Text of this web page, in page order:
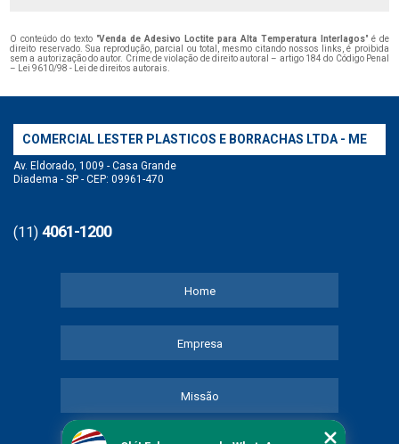
O conteúdo do texto "Venda de Adesivo Loctite para Alta Temperatura Interlagos" é de
direito reservado. Sua reprodução, parcial ou total, mesmo citando nossos links, é proibida
sem a autorização do autor. Crime de violação de direito autoral – artigo 184 do Código Penal
–
Lei 9610/98 - Lei de direitos autorais
COMERCIAL LESTER PLASTICOS E BORRACHAS LTDA - ME
Av. Eldorado, 1009 - Casa Grande
Diadema - SP - CEP: 09961-470
(11) 4061-1200
Home
Empresa
Missão